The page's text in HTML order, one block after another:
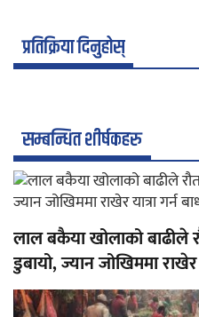
प्रतिक्रिया दिनुहोस्
सम्बन्धित शीर्षकहरु
लाल बकैया खोलाको बाढीले
डुबायो, ज्यान जोखिममा राखेर